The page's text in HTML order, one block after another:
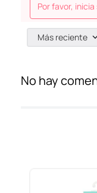
Por favor,
Más reciente
No hay